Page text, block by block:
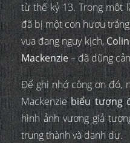
từ thế kỷ 13. Trong một
đã bị một con hươu
vua đang nguy kịch,
Mackenzie– đã dũng
Để ghi nhớ công ơn đó,
Mackenziebiểu tượng
hình ảnh vương giả
trung thành và danh dự.